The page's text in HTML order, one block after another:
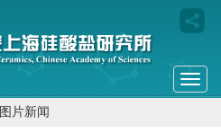
图片新闻